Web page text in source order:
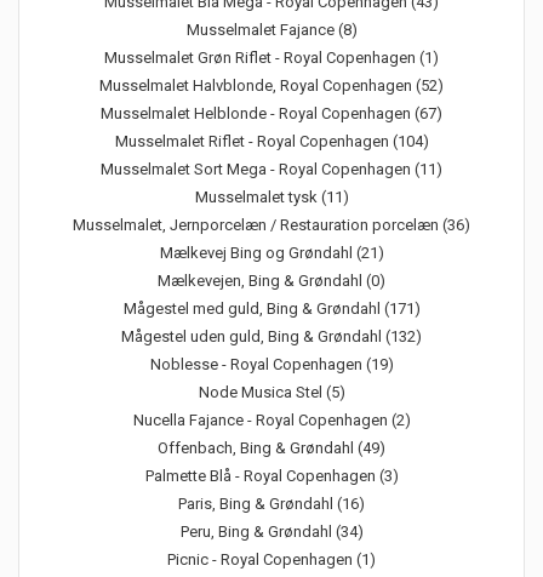
Musselmalet Fajance (8)
Musselmalet Grøn Riflet - Royal Copenhagen (1)
Musselmalet Halvblonde, Royal Copenhagen (52)
Musselmalet Helblonde - Royal Copenhagen (67)
Musselmalet Riflet - Royal Copenhagen (104)
Musselmalet Sort Mega - Royal Copenhagen (11)
Musselmalet tysk (11)
Musselmalet, Jernporcelæn / Restauration porcelæn (36)
Mælkevej Bing og Grøndahl (21)
Mælkevejen, Bing & Grøndahl (0)
Mågestel med guld, Bing & Grøndahl (171)
Mågestel uden guld, Bing & Grøndahl (132)
Noblesse - Royal Copenhagen (19)
Node Musica Stel (5)
Nucella Fajance - Royal Copenhagen (2)
Offenbach, Bing & Grøndahl (49)
Palmette Blå - Royal Copenhagen (3)
Paris, Bing & Grøndahl (16)
Peru, Bing & Grøndahl (34)
Picnic - Royal Copenhagen (1)